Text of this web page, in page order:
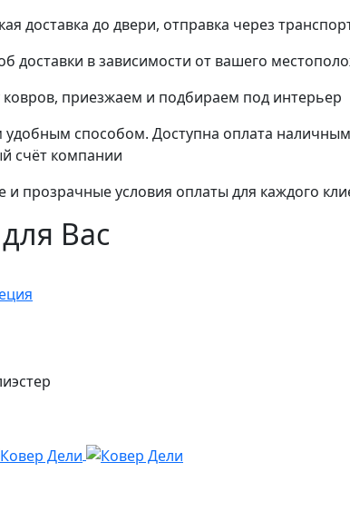
доставка до двери, отправка через
доставки в зависимости от вашего
приезжаем и подбираем под интерьер
способом. Доступна оплата
счёт компании
прозрачные условия оплаты для каждого
для Вас